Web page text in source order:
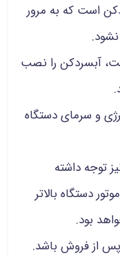
است که به مرور
آبسردکن را نصب
و سرمای دستگاه
توجه داشته
دستگاه بالاتر
بود.
از فروش باشد.